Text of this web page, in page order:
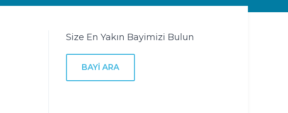
Size En Yakın Bayimizi Bulun
BAYI ARA